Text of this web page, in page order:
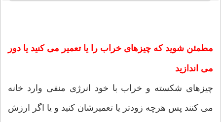
مطمئن شوید که چیزهای خراب را یا تعمیر می کنید یا دور
می اندازید
چیزهای شکسته و خراب با خود انرژی منفی وارد خانه
می کنند پس هرچه زودتر یا تعمیرشان کنید و یا اگر ارزش